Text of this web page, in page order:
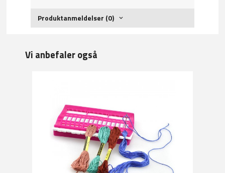
Produktanmeldelser (0)
Vi anbefaler også